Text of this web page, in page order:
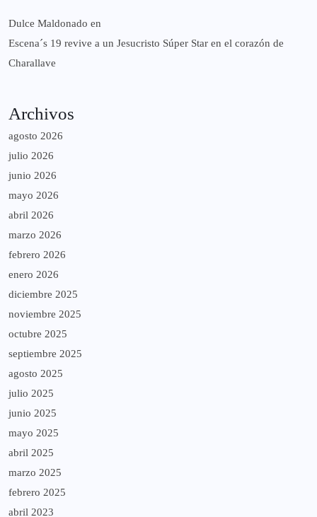
Dulce Maldonado en
Escena´s 19 revive a un Jesucristo Súper Star en el corazón de
Charallave
Archivos
agosto 2026
julio 2026
junio 2026
mayo 2026
abril 2026
marzo 2026
febrero 2026
enero 2026
diciembre 2025
noviembre 2025
octubre 2025
septiembre 2025
agosto 2025
julio 2025
junio 2025
mayo 2025
abril 2025
marzo 2025
febrero 2025
abril 2023